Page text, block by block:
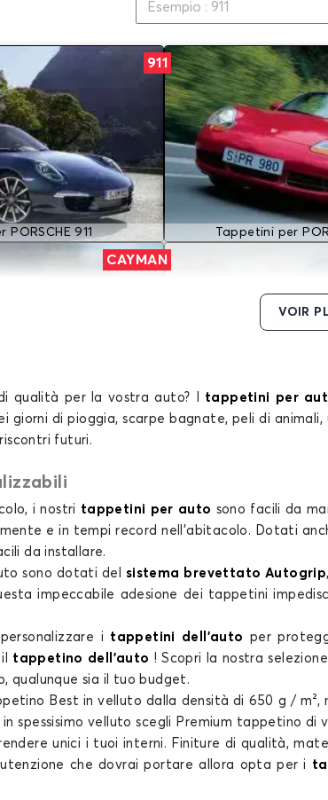
911
911 Tappetini per
CAYMAN
CAYMAN Tappetini per
VOIR
qualità per la vostra auto? tappetini per
giorni di pioggia, scarpe bagnate, peli di
futuri.
, i nostri tappetini per auto sono facili da
e in tempi record nell'abitacolo. Dotati
da installare.
sono dotati del sistema brevettato Autogrip
impeccabile adesione dei tappetini
i tappetini dell'auto per
tappetino dell'auto ! Scopri la nostra selezione
qualunque sia il tuo budget.
Best invelluto dalla densità di 650 g /
spessisimo velluto scegli Premium tappetino di
unici i tuoi interni. Finiture di qualità,
che dovrai portare allora opta per i